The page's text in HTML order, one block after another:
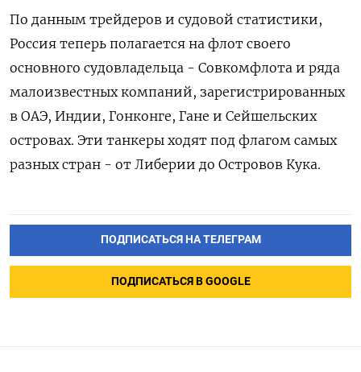
По данным трейдеров и судовой статистики,
Россия теперь полагается на флот своего
основного судовладельца - Совкомфлота и ряда
малоизвестных компаний, зарегистрированных
в ОАЭ, Индии, Гонконге, Гане и Сейшельских
островах. Эти танкеры ходят под флагом самых
разных стран - от Либерии до Островов Кука.
ПОДПИСАТЬСЯ НА ТЕЛЕГРАМ
ПОДПИСАТЬСЯ В GOOGLE